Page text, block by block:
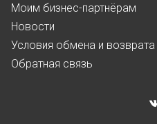
Моим бизнес-партнёрам
Новости
Условия обмена и возврата
Обратная связь